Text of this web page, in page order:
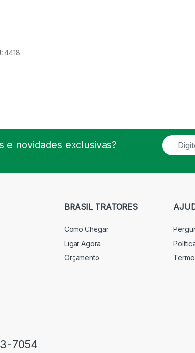
4418
novidades exclusivas?
E
m
7054
BRASIL TRATORES
Como Chegar
Ligar Agora
Orçamento